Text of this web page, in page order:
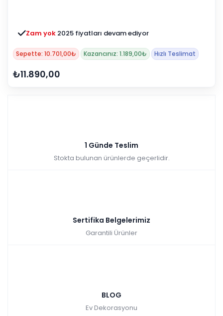
Zam yok 2025 fiyatları devam ediyor
Sepette: 10.701,00₺ Kazancınız: 1.189,00₺ Hızlı Teslimat
₺11.890,00
1 Günde Teslim
Stokta bulunan ürünlerde geçerlidir.
Sertifika Belgelerimiz
Garantili Ürünler
BLOG
Ev Dekorasyonu